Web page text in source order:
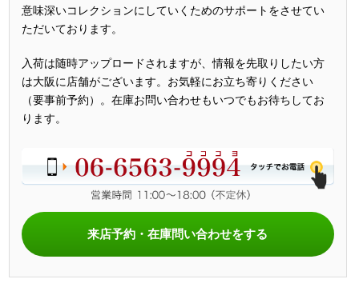
意味深いコレクションにしていくためのサポートをさせてい
ただいております。
入荷は随時アップロードされますが、情報を先取りしたい方
は大阪に店舗がございます。お気軽にお立ち寄りください
（要事前予約）。在庫お問い合わせもいつでもお待ちしてお
ります。
来店予約・在庫問い合わせをする